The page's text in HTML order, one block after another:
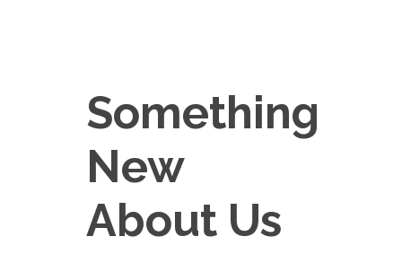
Something
New
About Us